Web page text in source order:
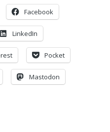
Facebook
LinkedIn
Pocket
Mastodon